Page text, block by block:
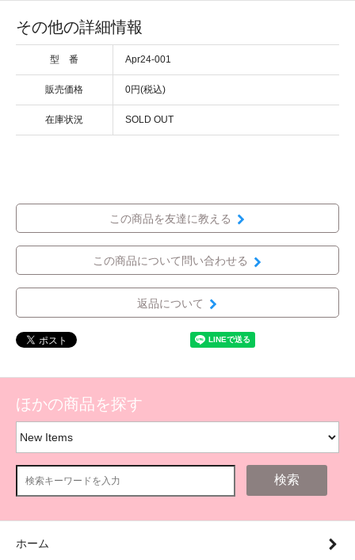
その他の詳細情報
型 番 Apr24-001
販売価格 0円(税込)
在庫状況 SOLD OUT
この商品を友達に教える
この商品について問い合わせる
返品について
ほかの商品を探す
検索
ホーム